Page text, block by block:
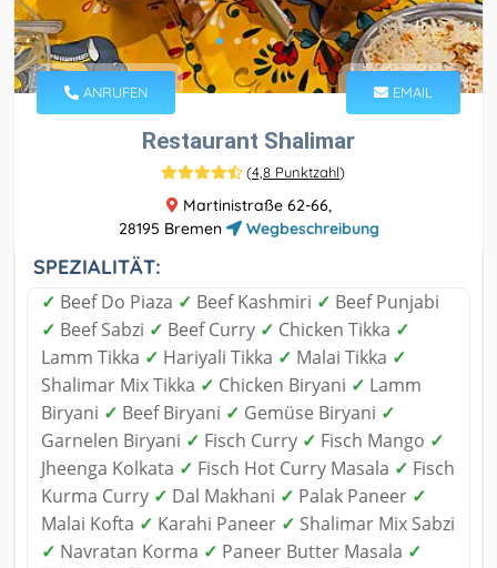
ANRUFEN EMAIL
Restaurant Shalimar
(4,8 Punktzahl)
Martinistraße 62-66,
28195 Bremen
Wegbeschreibung
SPEZIALITÄT:
✓ Beef Do Piaza ✓ Beef Kashmiri ✓ Beef Punjabi
✓ Beef Sabzi ✓ Beef Curry ✓ Chicken Tikka ✓
Lamm Tikka ✓ Hariyali Tikka ✓ Malai Tikka ✓
Shalimar Mix Tikka ✓ Chicken Biryani ✓ Lamm
Biryani ✓ Beef Biryani ✓ Gemüse Biryani ✓
Garnelen Biryani ✓ Fisch Curry ✓ Fisch Mango ✓
Jheenga Kolkata ✓ Fisch Hot Curry Masala ✓ Fisch
Kurma Curry ✓ Dal Makhani ✓ Palak Paneer ✓
Malai Kofta ✓ Karahi Paneer ✓ Shalimar Mix Sabzi
✓ Navratan Korma ✓ Paneer Butter Masala ✓